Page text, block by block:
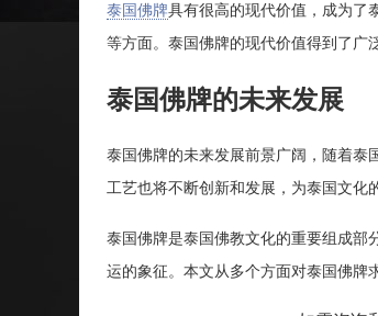
泰国佛牌具有很高的现代价值，成为了
等方面。泰国佛牌的现代价值得到了广
泰国佛牌的未来发展
泰国佛牌的未来发展前景广阔，随着泰
工艺也将不断创新和发展，为泰国文化
泰国佛牌是泰国佛教文化的重要组成部
运的象征。本文从多个方面对泰国佛牌